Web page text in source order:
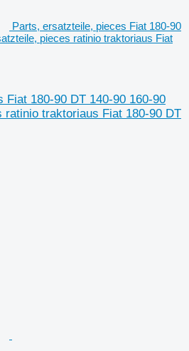
Parts, ersatzteile, pieces Fiat 180-90
pieces ratinio traktoriaus Fiat
180-90 DT 140-90 160-90
traktoriaus Fiat 180-90 DT